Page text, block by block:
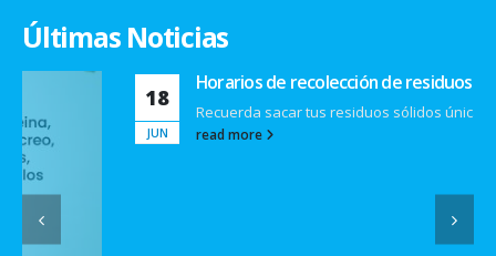
Últimas Noticias
JUN
Horarios de recolección de residuos sólidos
Recuerda sacar tus residuos sólidos únicamente en los...
read more